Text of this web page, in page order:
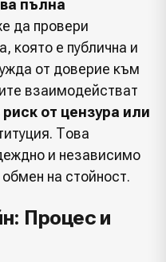
пълна
да провери
която е публична и
от доверие към
взаимодействат
риск от цензура или
Това
и независимо
на стойност.
Процес и